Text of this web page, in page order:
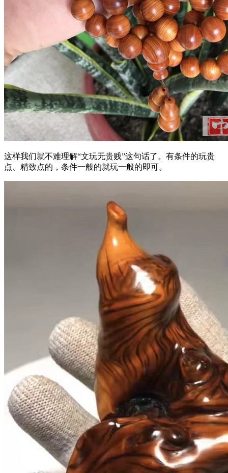
这样我们就不难理解“文玩无贵贱”这句话了。有条件的玩贵
点、精致点的，条件一般的就玩一般的即可。